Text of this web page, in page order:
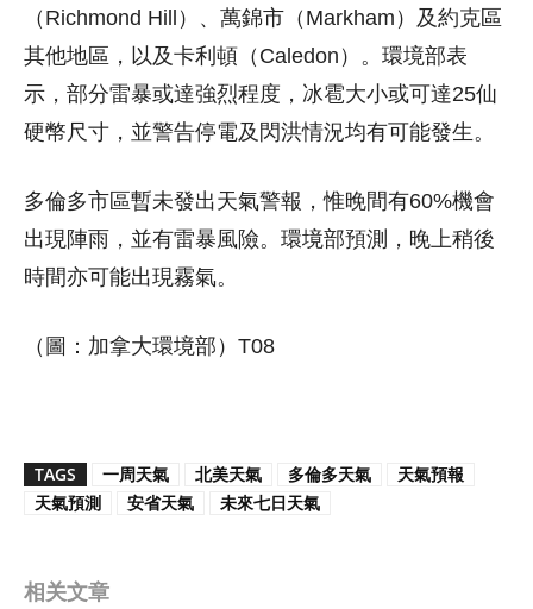
（Richmond Hill）、萬錦市（Markham）及約克區
其他地區，以及卡利頓（Caledon）。環境部表
示，部分雷暴或達強烈程度，冰雹大小或可達25仙
硬幣尺寸，並警告停電及閃洪情況均有可能發生。
多倫多市區暫未發出天氣警報，惟晚間有60%機會
出現陣雨，並有雷暴風險。環境部預測，晚上稍後
時間亦可能出現霧氣。
（圖：加拿大環境部）T08
TAGS 一周天氣 北美天氣 多倫多天氣
天氣預報
天氣預測
安省天氣 未來七日天氣
相关文章